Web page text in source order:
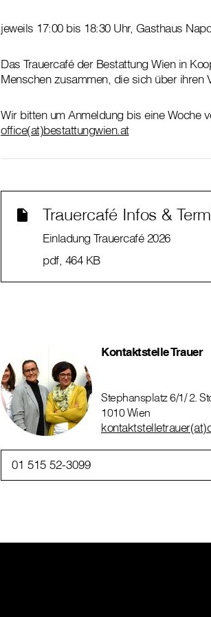
jeweils 17:00 bis 18:30 Uhr, Gasthaus
Das Trauercafé der Bestattung Wien in
Menschen zusammen, die sich über ihren
Wir bitten um Anmeldung bis eine Woche
office(at)bestattungwien.at
Trauercafé Infos &
Einladung Trauercafé 2026
pdf, 464 KB
Kontaktstelle Trauer
Stephansplatz 6/1/ 2.
1010 Wien
01 515 52-3099